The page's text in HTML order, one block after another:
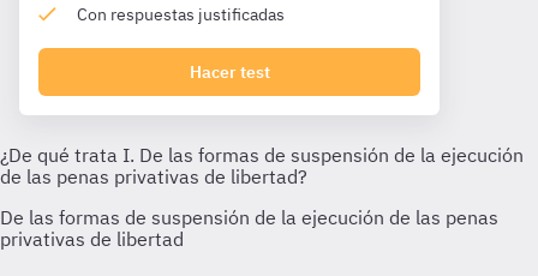
Con respuestas justificadas
Hacer test